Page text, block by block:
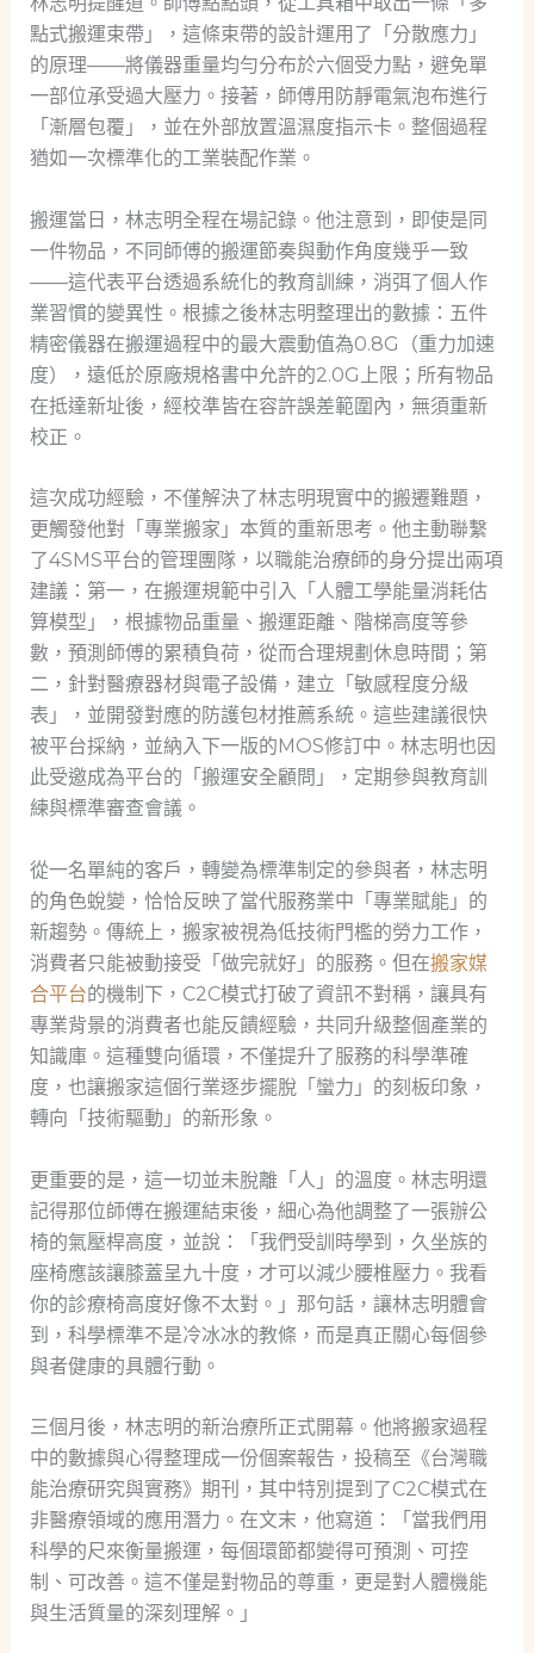
點式搬運束帶」，這條束帶的設計運用了「分散應力」
的原理——將儀器重量均勻分布於六個受力點，避免單
一部位承受過大壓力。接著，師傅用防靜電氣泡布進行
「漸層包覆」，並在外部放置溫濕度指示卡。整個過程
猶如一次標準化的工業裝配作業。
搬運當日，林志明全程在場記錄。他注意到，即使是同
一件物品，不同師傅的搬運節奏與動作角度幾乎一致
——這代表平台透過系統化的教育訓練，消弭了個人作
業習慣的變異性。根據之後林志明整理出的數據：五件
精密儀器在搬運過程中的最大震動值為0.8G（重力加速
度），遠低於原廠規格書中允許的2.0G上限；所有物品
在抵達新址後，經校準皆在容許誤差範圍內，無須重新
校正。
這次成功經驗，不僅解決了林志明現實中的搬遷難題，
更觸發他對「專業搬家」本質的重新思考。他主動聯繫
了4SMS平台的管理團隊，以職能治療師的身分提出兩項
建議：第一，在搬運規範中引入「人體工學能量消耗估
算模型」，根據物品重量、搬運距離、階梯高度等參
數，預測師傅的累積負荷，從而合理規劃休息時間；第
二，針對醫療器材與電子設備，建立「敏感程度分級
表」，並開發對應的防護包材推薦系統。這些建議很快
被平台採納，並納入下一版的MOS修訂中。林志明也因
此受邀成為平台的「搬運安全顧問」，定期參與教育訓
練與標準審查會議。
從一名單純的客戶，轉變為標準制定的參與者，林志明
的角色蛻變，恰恰反映了當代服務業中「專業賦能」的
新趨勢。傳統上，搬家被視為低技術門檻的勞力工作，
消費者只能被動接受「做完就好」的服務。但在搬家媒
合平台的機制下，C2C模式打破了資訊不對稱，讓具有
專業背景的消費者也能反饋經驗，共同升級整個產業的
知識庫。這種雙向循環，不僅提升了服務的科學準確
度，也讓搬家這個行業逐步擺脫「蠻力」的刻板印象，
轉向「技術驅動」的新形象。
更重要的是，這一切並未脫離「人」的溫度。林志明還
記得那位師傅在搬運結束後，細心為他調整了一張辦公
椅的氣壓桿高度，並說：「我們受訓時學到，久坐族的
座椅應該讓膝蓋呈九十度，才可以減少腰椎壓力。我看
你的診療椅高度好像不太對。」那句話，讓林志明體會
到，科學標準不是冷冰冰的教條，而是真正關心每個參
與者健康的具體行動。
三個月後，林志明的新治療所正式開幕。他將搬家過程
中的數據與心得整理成一份個案報告，投稿至《台灣職
能治療研究與實務》期刊，其中特別提到了C2C模式在
非醫療領域的應用潛力。在文末，他寫道：「當我們用
科學的尺來衡量搬運，每個環節都變得可預測、可控
制、可改善。這不僅是對物品的尊重，更是對人體機能
與生活質量的深刻理解。」